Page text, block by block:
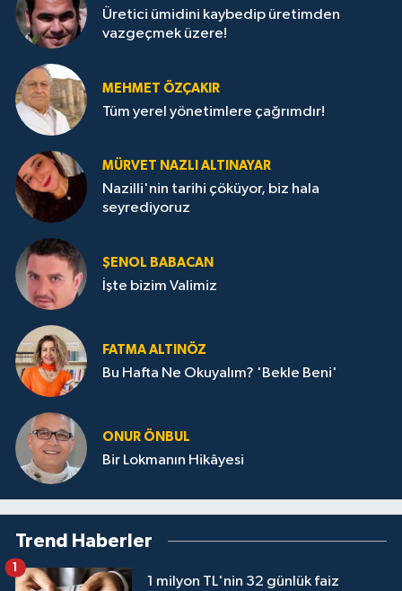
Üretici ümidini kaybedip üretimden
vazgeçmek üzere!
MEHMET ÖZÇAKIR
Tüm yerel yönetimlere çağrımdır!
MÜRVET NAZLI ALTINAYAR
Nazilli'nin tarihi çöküyor, biz hala
seyrediyoruz
ŞENOL BABACAN
İşte bizim Valimiz
FATMA ALTINÖZ
Bu Hafta Ne Okuyalım? 'Bekle Beni'
ONUR ÖNBUL
Bir Lokmanın Hikâyesi
Trend Haberler
1 milyon TL'nin 32 günlük faiz
1